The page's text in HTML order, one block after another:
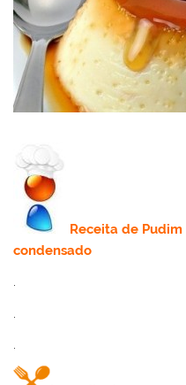
Receitade
condensado
.
.